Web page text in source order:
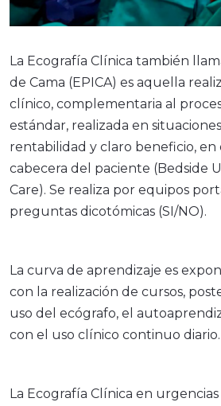
La Ecografía Clínica también
de Cama (EPICA) es aquella
clínico, complementaria al
estándar, realizada en
rentabilidad y claro beneficio, en
cabecera del paciente (Bedside
Care). Se realiza por equipos
preguntas dicotómicas (SI/NO).
La curva de aprendizaje es
con la realización de cursos,
uso del ecógrafo, el
con el uso clínico continuo diario.
La Ecografía Clínica en